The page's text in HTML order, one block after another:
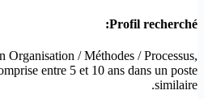
Profil recherché:
Organisation / Méthodes / Processus,
entre 5 et 10 ans dans un poste
similaire.